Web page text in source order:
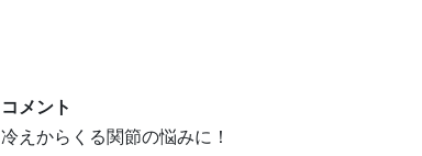
コメント
冷えからくる関節の悩みに！